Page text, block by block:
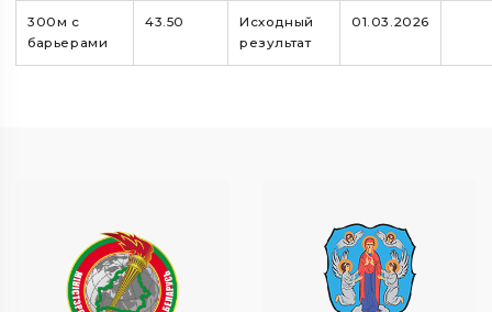
300м с
барьерами
43.50
Исходный
результат
01.03.2026